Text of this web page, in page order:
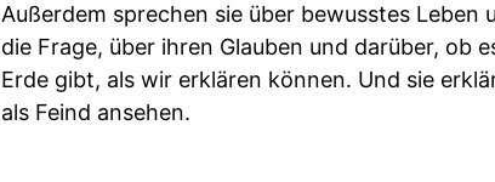
Außerdem sprechen sie über bewusstes Leben
die Frage, über ihren Glauben und darüber, ob
Erde gibt, als wir erklären können. Und sie
als Feind ansehen.